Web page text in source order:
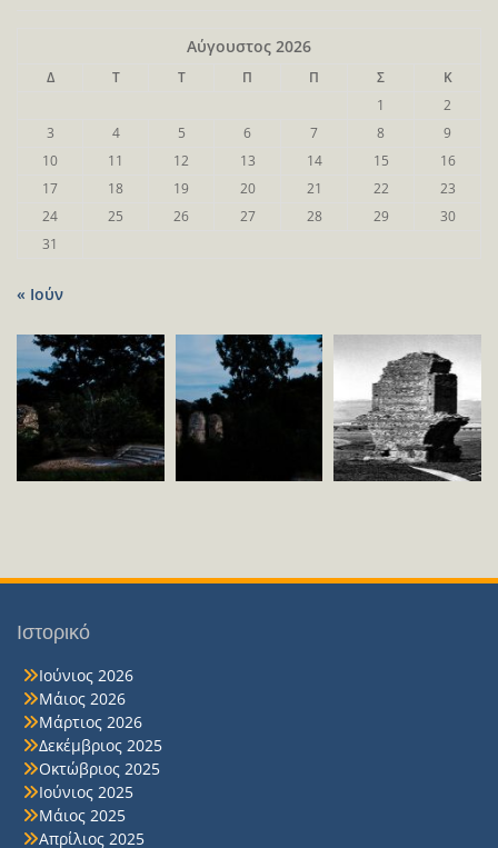
Αύγουστος 2026
Δ Τ Τ Π Π Σ
Κ
1
2
3
4 5 6 7 8
9
10
11 12 13 14 15
16
17
18 19 20 21 22
23
24
25 26 27 28 29
30
31
« Ιούν
Ιστορικό
Ιούνιος 2026
Μάιος 2026
Μάρτιος 2026
Δεκέμβριος 2025
Οκτώβριος 2025
Ιούνιος 2025
Μάιος 2025
Απρίλιος 2025